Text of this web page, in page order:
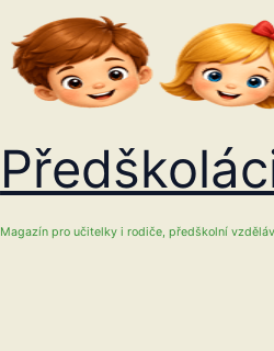
Magazín pro učitelky i rodiče, předškolní